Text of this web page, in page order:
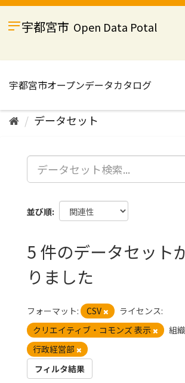
ス
宇都宮市 Open Data Potal
データセット
並び順
5 件のデータセット
りました
フォーマット: CSV
ライセンス:
クリエイティブ・コモンズ 表示
組
行政経営部
フィルタ結果